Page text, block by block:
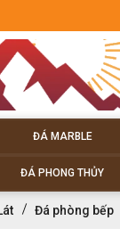
ĐÁ MARBLE
ĐÁ PHONG THỦY
Đá phòng bếp